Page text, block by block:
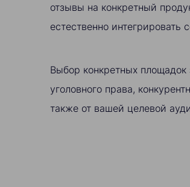
отзывы на конкретный
естественно интегрировать
Выбор конкретных
уголовного права,
также от вашей целевой